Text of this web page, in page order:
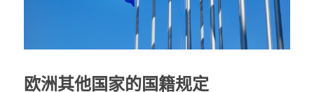
欧洲其他国家的国籍规定